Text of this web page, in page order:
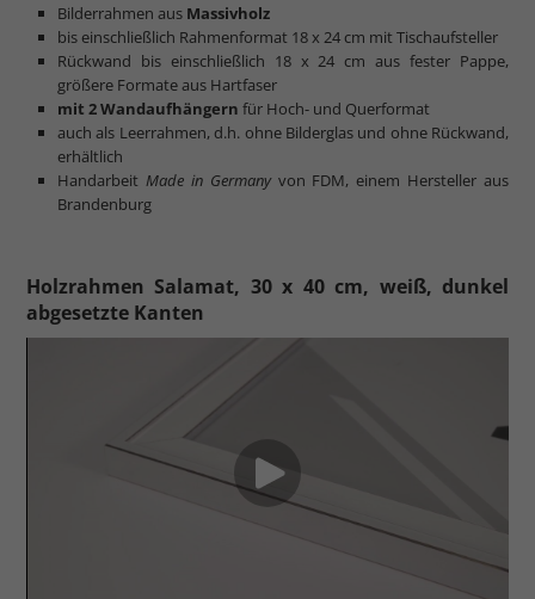
Bilderrahmen aus Massivholz
bis einschließlich Rahmenformat 18 x 24 cm mit Tischaufsteller
Rückwand bis einschließlich 18 x 24 cm aus fester Pappe,
größere Formate aus Hartfaser
mit 2 Wandaufhängern für Hoch- und Querformat
auch als Leerrahmen, d.h. ohne Bilderglas und ohne Rückwand,
erhältlich
Handarbeit Made in Germanyvon FDM, einem Hersteller aus
Brandenburg
Holzrahmen Salamat, 30 x 40 cm, weiß, dunkel
abgesetzte Kanten